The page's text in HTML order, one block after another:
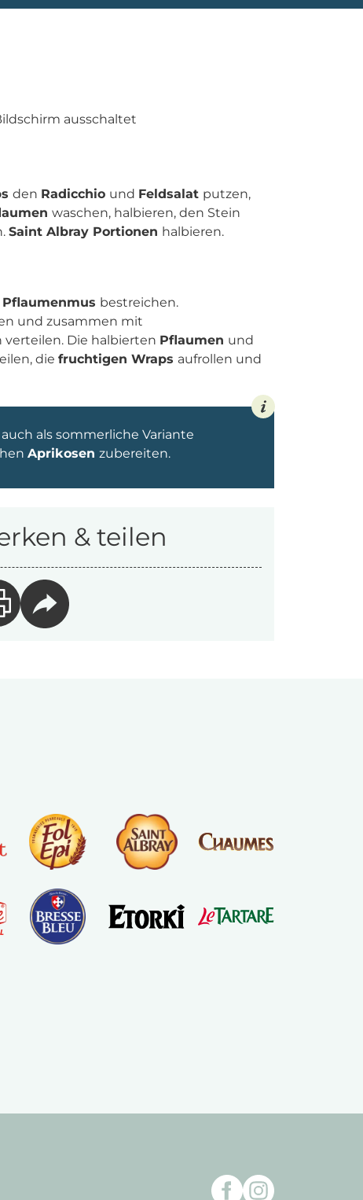
ausschaltet
den Radicchio und Feldsalat putzen,
waschen, halbieren, den Stein
Saint Albray Portionen halbieren.
Pflaumenmus bestreichen.
und zusammen mit
Die halbierten Pflaumen und
die fruchtigen Wraps aufrollen und
auch als sommerliche Variante
Aprikosen zubereiten.
& teilen